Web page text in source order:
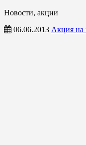
Новости, акции
06.06.2013 Акция на